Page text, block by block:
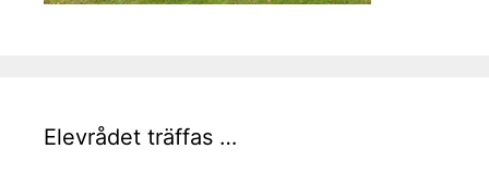
Elevrådet träffas …